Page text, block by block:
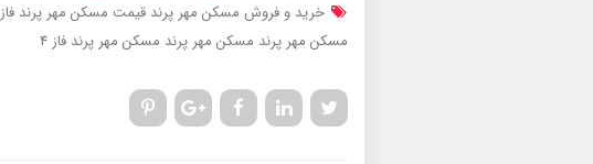
خرید و فروش مسکن مهر پرند قیمت مسکن مهر پرند فاز 4
مسکن مهر پرند مسکن مهر پرند مسکن مهر پرند فاز 4